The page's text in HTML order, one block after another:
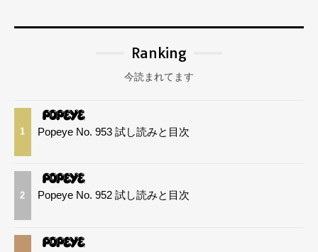
Ranking
今読まれてます
1 Popeye No. 953 試し読みと目次
2 Popeye No. 952 試し読みと目次